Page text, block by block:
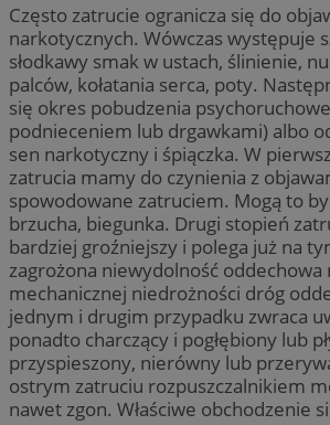
Często zatrucie ogranicza się do
narkotycznych. Wówczas występuje
słodkawy smak w ustach, ślinienie,
palców, kołatania serca, poty.
się okres pobudzenia
podnieceniem lub drgawkami) albo
sen narkotyczny i śpiączka. W
zatrucia mamy do czynienia z
spowodowane zatruciem. Mogą to
brzucha, biegunka. Drugi stopień
bardziej groźniejszy i polega już na
zagrożona niewydolność oddechowa
mechanicznej niedrożności dróg
jednym i drugim przypadku zwraca
ponadto charczący i pogłębiony lub
przyspieszony, nierówny lub
ostrym zatruciu rozpuszczalnikiem
nawet zgon. Właściwe obchodzenie